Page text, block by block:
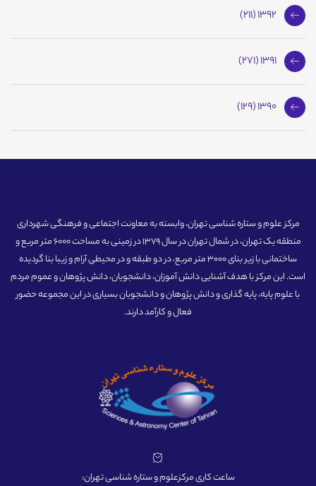
1392 (211)
1391 (271)
1390 (129)
مرکز علوم و ستاره شناسی تهران، وابسته به معاونت اجتماعی و فرهنگی شهرداری
منطقه یک تهران، در شمال تهران در سال 1379 در زمینی به مساحت 6000 متر مربع و
ساختمانی با زیر بنای 3000 متر مربع، در دو طبقه و در محیطی آرام و زیبا بنا گردیده
است. این مرکز با هدف آشنایی دانش آموزان، دانشجویان، دانش پژوهان و عموم مردم
با علوم پایه، پایه گذاری و دانش پژوهان و دانشجویان بسیاری در این مجموعه حضور
فعال و کارآمد دارند.
ساعت کاری مرکزعلوم و ستاره شناسی تهران: